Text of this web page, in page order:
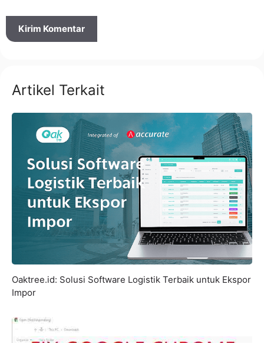
Artikel Terkait
Oaktree.id: Solusi Software Logistik Terbaik untuk Ekspor
Impor